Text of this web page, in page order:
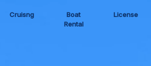
Cruisng
Boat
Rental
License